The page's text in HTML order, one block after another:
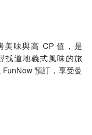
美味與高 CP 值，是
找道地義式風味的旅
預訂，享受曼